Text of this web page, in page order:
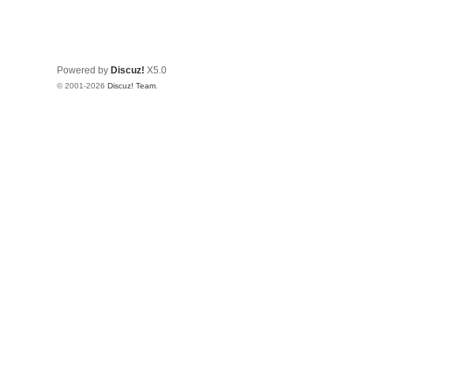
Powered by Discuz! X5.0
© 2001-2026 Discuz! Team